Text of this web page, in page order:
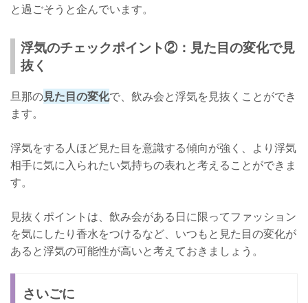
と過ごそうと企んでいます。
浮気のチェックポイント②：見た目の変化で見
抜く
旦那の見た目の変化で、飲み会と浮気を見抜くことができ
ます。
浮気をする人ほど見た目を意識する傾向が強く、より浮気
相手に気に入られたい気持ちの表れと考えることができま
す。
見抜くポイントは、飲み会がある日に限ってファッション
を気にしたり香水をつけるなど、いつもと見た目の変化が
あると浮気の可能性が高いと考えておきましょう。
さいごに